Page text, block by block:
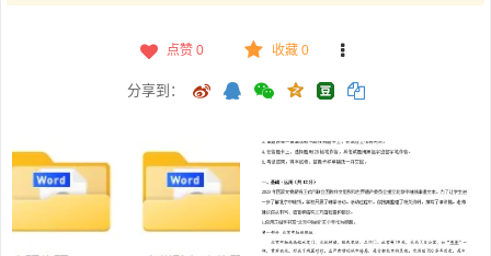
点赞 0 收藏 0
分享到：